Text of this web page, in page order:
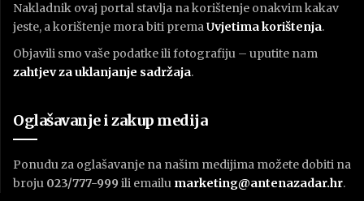
Nakladnik ovaj portal stavlja na korištenje onakvim kakav
jeste, a korištenje mora biti prema Uvjetima korištenja.
Objavili smo vaše podatke ili fotografiju – uputite nam
zahtjev za uklanjanje sadržaja.
Oglašavanje i zakup medija
Ponudu za oglašavanje na našim medijima možete dobiti na
broju 023/777-999 ili emailu marketing@antenazadar.hr.